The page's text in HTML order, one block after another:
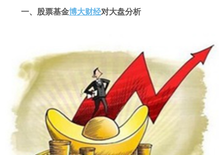
一、股票基金博大财经对大盘分析